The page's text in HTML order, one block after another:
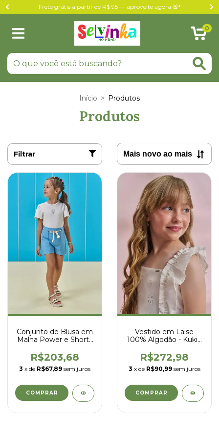
Frete grátis a partir de R$ 95 — aproveite agora 🚨*
0
Início > Produtos
Produtos
Filtrar
Conjunto de Blusa em
Malha Power e Shorts
Kukiê - 95870
R$203,68
3 x de R$67,89 sem juros
COMPRAR
Vestido em Laise
100% Algodão - Kukiê
R$272,98
3 x de R$90,99 sem juros
COMPRAR